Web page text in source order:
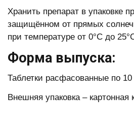
Хранить препарат в упаковке
защищённом от прямых
при температуре от 0°С до
Форма выпуска:
Таблетки расфасованные по
Внешняя упаковка – картонная